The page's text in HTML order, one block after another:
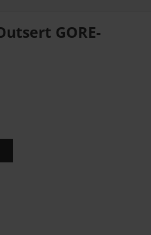
GORE-